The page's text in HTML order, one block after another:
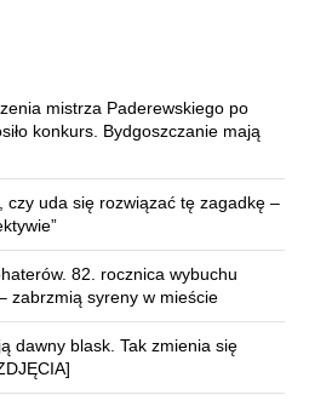
mistrza Paderewskiego po
konkurs. Bydgoszczanie mają
czy uda się rozwiązać tę zagadkę –
82. rocznica wybuchu
zabrzmią syreny w mieście
dawny blask. Tak zmienia się